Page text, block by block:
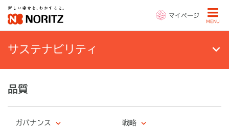
マイページ
MENU
サステナビリティ
品質
ガバナンス 戦略